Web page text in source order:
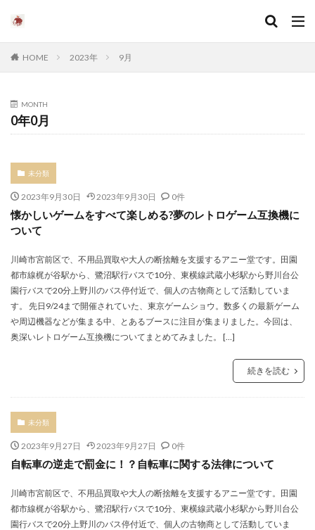
HOME 2023年 9月
MONTH
0年0月
未分類
2023年9月30日 2023年9月30日 0件
懐かしいゲームをすべて楽しめる?夢のレトロゲーム互換機に
ついて
川崎市宮前区で、不用品買取や大人の断捨離を支援するアニー堂です。田園
都市線梶が谷駅から、鷺沼駅行バスで10分、東横線武蔵小杉駅から野川台公
園行バスで20分上野川のバス停付近で、個人の古物商として活動していま
す。 先日9/24まで開催されていた、東京ゲームショウ。数多くの最新ゲーム
や周辺機器などが集まる中、とあるブースに注目が集まりました。今回は、
奥深いレトロゲーム互換機についてまとめてみました。 […]
続きを読む
未分類
2023年9月27日 2023年9月27日 0件
自転車の逆走で罰金に！？自転車に関する法律について
川崎市宮前区で、不用品買取や大人の断捨離を支援するアニー堂です。田園
都市線梶が谷駅から、鷺沼駅行バスで10分、東横線武蔵小杉駅から野川台公
園行バスで20分上野川のバス停付近で、個人の古物商として活動していま